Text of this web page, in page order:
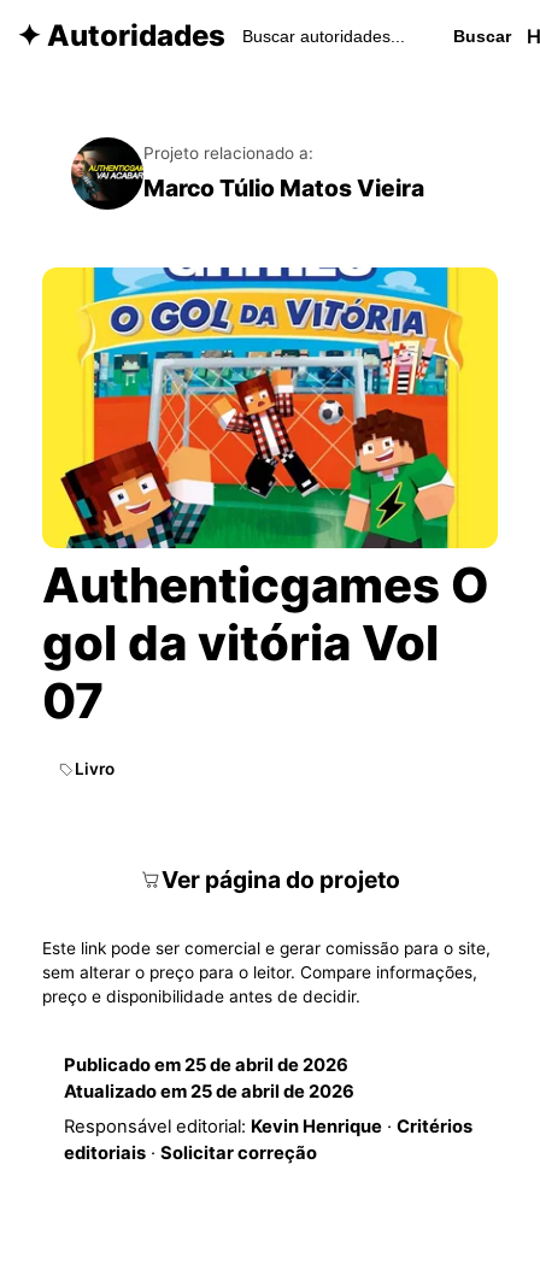
✦ Autoridades Buscar
Projeto relacionado a:
Marco Túlio Matos Vieira
Authenticgames O
gol da vitória Vol
07
Livro
Ver página do projeto
Este link pode ser comercial e gerar comissão para o site,
sem alterar o preço para o leitor. Compare informações,
preço e disponibilidade antes de decidir.
Publicado em25 de abril de 2026
Atualizado em25 de abril de 2026
Responsável editorial: Kevin Henrique· Critérios
editoriais· Solicitar correção